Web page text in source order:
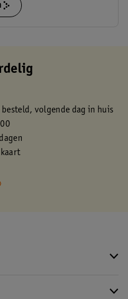
volgende dag in huis